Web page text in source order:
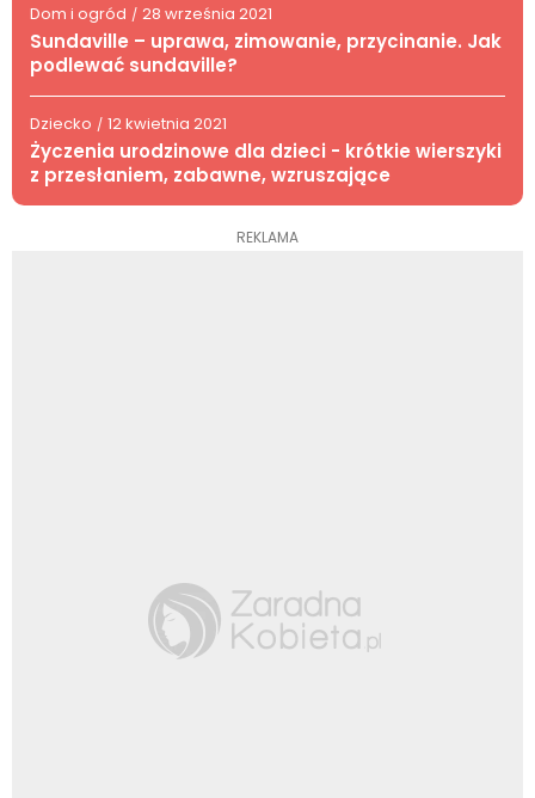
Dom i ogród / 28 września 2021
Sundaville – uprawa, zimowanie, przycinanie. Jak
podlewać sundaville?
Dziecko / 12 kwietnia 2021
Życzenia urodzinowe dla dzieci - krótkie wierszyki
z przesłaniem, zabawne, wzruszające
REKLAMA